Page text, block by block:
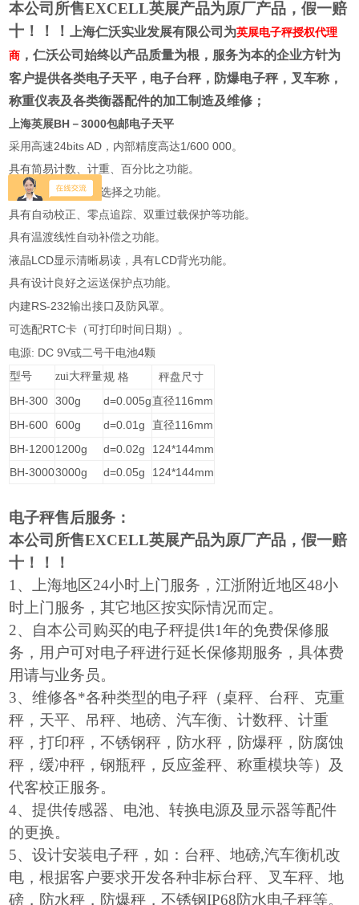
本公司所售EXCELL英展产品为原厂产品，假一赔
十！！！
上海仁沃实业发展有限公司为英展电子秤授权代理
商 ，仁沃公司始终以产品质量为根，服务为本的企业方针为
客户提供各类电子天平，电子台秤，防爆电子秤，叉车称，
称重仪表及各类衡器配件的加工制造及维修；
上海英展BH－3000包邮电子天平
采用高速24bits AD ，内部精度高达1/600 000。
具有简易计数、计重、百分比之功能。
具有13
种称重单位选择之功能。
具有自动校正、零点追踪、双重过载保护等功能。
具有温渡线性自动补偿之功能。
液晶LCD显示清晰易读，具有LCD背光功能。
具有设计良好之运送保护点功能。
内建RS-232输出接口及防风罩。
可选配RTC卡（可打印时间日期）。
电源: DC 9V或二号干电池4颗
型号
zui大秤量规 格 秤盘尺寸
BH-300 300g d=0.005g直径116mm
BH-600 600g d=0.01g 直径116mm
BH-12001200g d=0.02g
124*144mm
BH-30003000g d=0.05g 124*144mm
电子秤售后服务：
本公司所售EXCELL英展产品为原厂产品，假一赔
十！！！
1 、上海地区24小时上门服务，江浙附近地区48小
时上门服务，其它地区按实际情况而定。
2、自本公司购买的电子秤提供1年的免费保修服
务，用户可对电子秤进行延长保修期服务，具体费
用请与业务员。
3、维修各*各种类型的电子秤（桌秤、台秤、克重
秤，天平、吊秤、地磅、汽车衡、计数秤、计重
秤，打印秤，不锈钢秤，防水秤，防爆秤，防腐蚀
秤，缓冲秤，钢瓶秤，反应釜秤、称重模块等）及
代客校正服务。
4、提供传感器、电池、转换电源及显示器等配件
的更换。
5、设计安装电子秤，如：台秤、地磅,汽车衡机改
电，根据客户要求开发各种非标台秤、叉车秤、地
磅，防水秤，防爆秤，不锈钢IP68防水电子秤等。